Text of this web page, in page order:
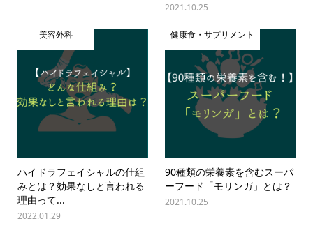
2021.10.25
美容外科
ハイドラフェイシャルの仕組
みとは？効果なしと言われる
理由って...
2022.01.29
健康食・サプリメント
90種類の栄養素を含むスーパ
ーフード「モリンガ」とは？
2021.10.25